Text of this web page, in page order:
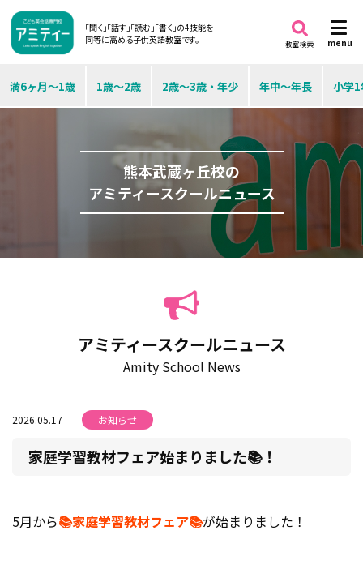
「聞く」「話す」「読む」「書く」の4技能を
同等に高める子供英語教室です。
menu
教室検索
満6ヶ月～1歳 1歳～2歳 2歳～3歳・年少 年中～年長 小学
熊本武蔵ヶ丘校の
アミティースクールニュース
アミティースクールニュース
Amity School News
2026.05.17 お知らせ
家庭学習教材フェア始まりました📚！
5月から📚家庭学習教材フェア📚が始まりました！